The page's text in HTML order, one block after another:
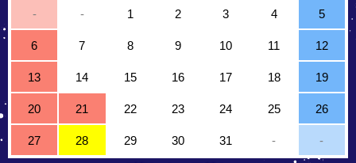
- - 1 2 3 4 5
6 7 8 9 10 11 12
13 14 15 16 17 18 19
20 21 22 23 24 25 26
27 28 29 30 31 - -